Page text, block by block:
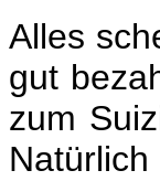
Alles
gut
zum